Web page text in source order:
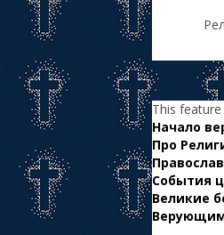
This
Начало
Про
События
Великие